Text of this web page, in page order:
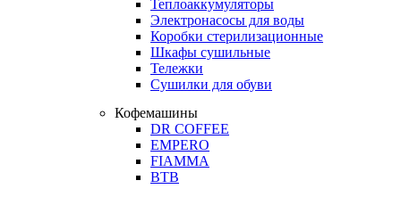
Теплоаккумуляторы
Электронасосы для воды
Коробки стерилизационные
Шкафы сушильные
Тележки
Сушилки для обуви
Кофемашины
DR COFFEE
EMPERO
FIAMMA
BTB